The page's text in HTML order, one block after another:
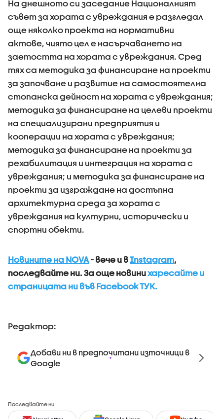
На днешното си заседание Националният
съвет за хората с увреждания е разгледал
още няколко проекта на нормативни
актове, чиято цел е насърчаването на
заетостта на хората с увреждания. Сред
тях са методика за финансиране на проекти
за започване и развитие на самостоятелна
стопанска дейност на хората с увреждания;
методика за финансиране на целеви проекти
на специализирани предприятия и
кооперации на хората с увреждания;
методика за финансиране на проекти за
рехабилитация и интеграция на хората с
увреждания; и методика за финансиране на
проекти за изграждане на достъпна
архитектурна среда за хората с
увреждания на културни, исторически и
спортни обекти.
Новините на NOVA- вече и вInstagram,
последвайте ни.За още новинихаресайте и
страницата ни във Facebook ТУК.
Редактор:
Добави ни в предпочитани източници в
Google
Последвайте ни